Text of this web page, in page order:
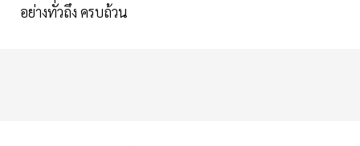
อย่างทั่วถึง ครบถ้วน